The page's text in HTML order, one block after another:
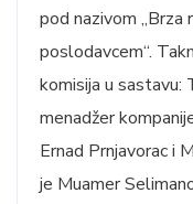
pod nazivom „Brza
poslodavcem“.
komisija u sastavu:
menadžer
Ernad Prnjavorac i
je Muamer